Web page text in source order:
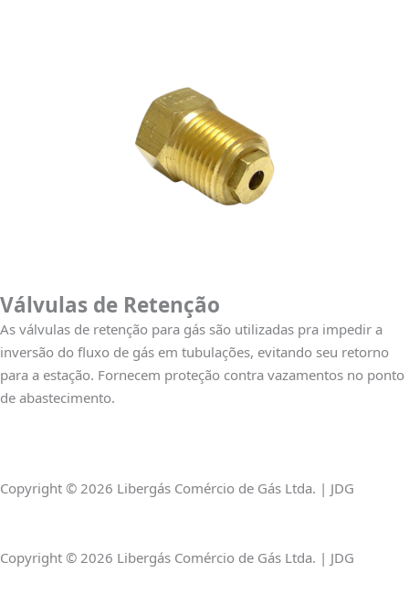
Válvulas de Retenção
As válvulas de retenção para gás são utilizadas pra impedir a
inversão do fluxo de gás em tubulações, evitando seu retorno
para a estação. Fornecem proteção contra vazamentos no ponto
de abastecimento.
Copyright © 2026 Libergás Comércio de Gás Ltda. | JDG
Copyright © 2026 Libergás Comércio de Gás Ltda. | JDG